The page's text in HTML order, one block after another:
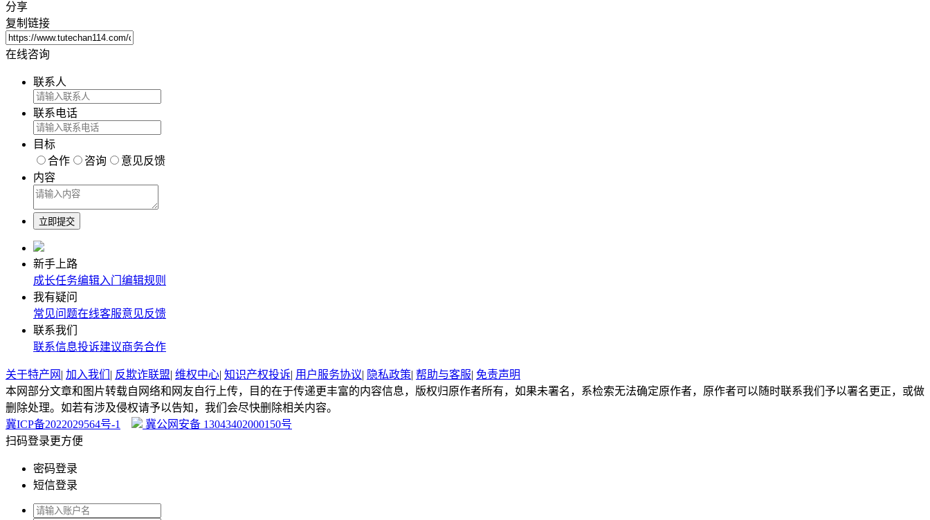
分享
复制链接
在线咨询
联系人
联系电话
目标
合作
咨询
意见反馈
内容
新手上路
成长任务编辑入门 编辑规则
我有疑问
常见问题在线客服意见反馈
联系我们
联系信息投诉建议商务合作
关于特产网 | 加入我们 | 反欺诈联盟| 维权中心| 知识产权投诉| 用户服务协议| 隐私政策| 帮助与客服| 免责声明
本网部分文章和图片转载自网络和网友自行上传，目的在于传递更丰富的内容信息，版权归原作者所有，如果未署名，系检索无法确定原作者，原作者可以随时联系我们予以署名更正，或做
删除处理。如若有涉及侵权请予以告知，我们会尽快删除相关内容。
冀ICP备2022029564号-1
冀公网安备 13043402000150号
扫码登录更方便
密码登录
短信登录